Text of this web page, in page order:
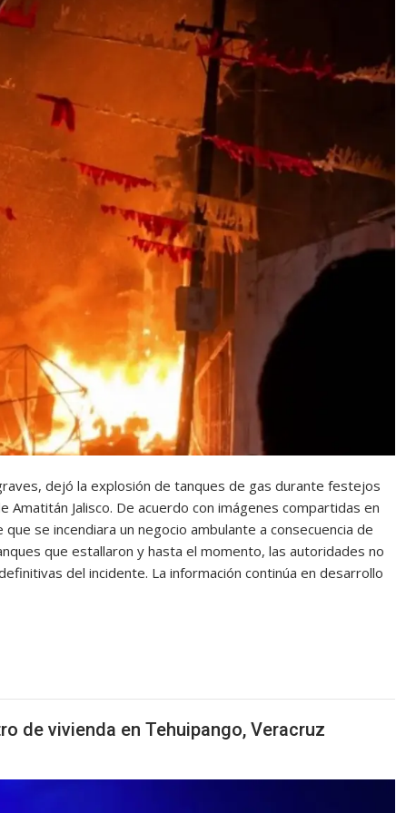
dejó la explosión de tanques de gas durante festejos
Amatitán Jalisco. De acuerdo con imágenes compartidas en
se incendiara un negocio ambulante a consecuencia de
que estallaron y hasta el momento, las autoridades no
del incidente. La información continúa en desarrollo
de vivienda en Tehuipango, Veracruz